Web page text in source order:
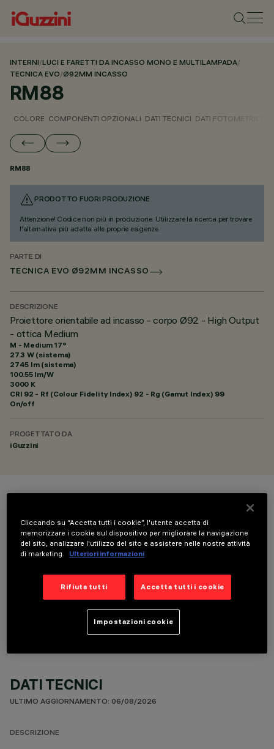
INTERNI/LUCI E FARETTI DA INCASSO MONO E MULTILAMPADA/
TECNICA EVO/Ø92MM INCASSO
RM88
COLORE COMPONENTI OPZIONALI DATI TECNICI DATI FOTOMETRICI
RM88
PRODOTTO FUORI PRODUZIONE
Attenzione! Codice non più in produzione. Utilizzare la ricerca per trovare
l'alternativa più adatta alle proprie esigenze.
PARTE DI
TECNICA EVO Ø92MM INCASSO
DESCRIZIONE
Proiettore orientabile ad incasso - corpo Ø92 - High Output
- ottica Medium
M - Medium 17°
27.3 W (sistema)
2745 lm (sistema)
100.55 lm/W
3000 K
CRI 92 - Rf (Colour Fidelity Index) 92 - Rg (Gamut Index) 99
On/off
PROGETTATO DA
iGuzzini
COMPONENTI OPZIONALI
DATI TECNICI
ULTIMO AGGIORNAMENTO: 06/08/2026
DESCRIZIONE
Cliccando su “Accetta tutti i cookie”, l'utente accetta di
memorizzare i cookie sul dispositivo per migliorare la navigazione
del sito, analizzare l'utilizzo del sito e assistere nelle nostre attività
di marketing.
Ulteriori informazioni
Rifiuta tutti Accetta tutti i cookie
Impostazioni cookie